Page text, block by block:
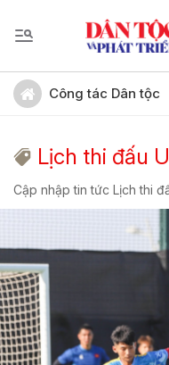
Công tác Dân tộc
Lịch thi đấu
Cập nhập tin tức Lịch thi